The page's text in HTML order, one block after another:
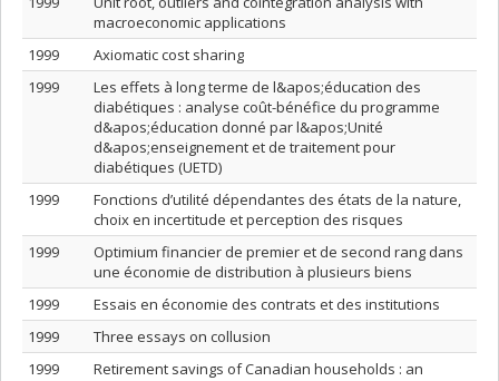
macroeconomic applications
1999
Axiomatic cost sharing
1999
Les effets à long terme de l&apos;éducation des
diabétiques : analyse coût-bénéfice du programme
d&apos;éducation donné par l&apos;Unité
d&apos;enseignement et de traitement pour
diabétiques (UETD)
1999
Fonctions d’utilité dépendantes des états de la nature,
choix en incertitude et perception des risques
1999
Optimium financier de premier et de second rang dans
une économie de distribution à plusieurs biens
1999
Essais en économie des contrats et des institutions
1999
Three essays on collusion
1999
Retirement savings of Canadian households : an